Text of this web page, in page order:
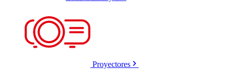
Proyectores